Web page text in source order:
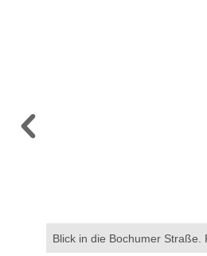
Blick in die Bochumer Straße.